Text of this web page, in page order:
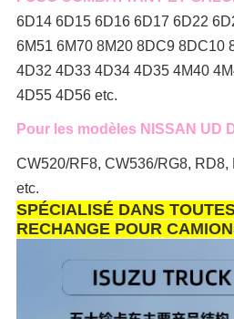
6D14 6D15 6D16 6D17 6D22
6M51 6M70 8M20 8DC9 8DC10
4D32 4D33 4D34 4D35 4M40
4D55 4D56 etc.
Pour les modèles NISSAN UD
CW520/RF8, CW536/RG8, RD8,
etc.
SPÉCIALISÉ DANS
RECHANGE POUR